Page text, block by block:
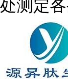
处测定各